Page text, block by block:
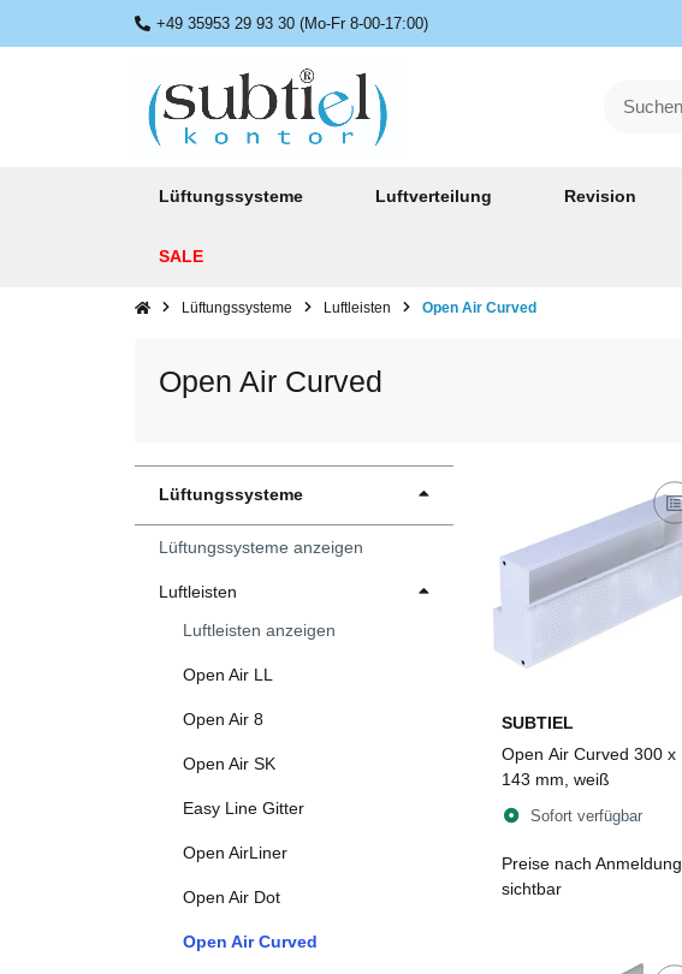
+49 35953 29 93 30 (Mo-Fr 8-00-17:00)
Lüftungssysteme Luftverteilung Revision
SALE
Lüftungssysteme Luftleisten Open Air Curved
Open Air Curved
Lüftungssysteme
Lüftungssysteme anzeigen
Luftleisten
Luftleisten anzeigen
Open Air LL
Open Air 8
Open Air SK
Easy Line Gitter
Open AirLiner
Open Air Dot
Open Air Curved
SUBTIEL
Open Air Curved 300 x
143 mm, weiß
Sofort verfügbar
Preise nach Anmeldung
sichtbar